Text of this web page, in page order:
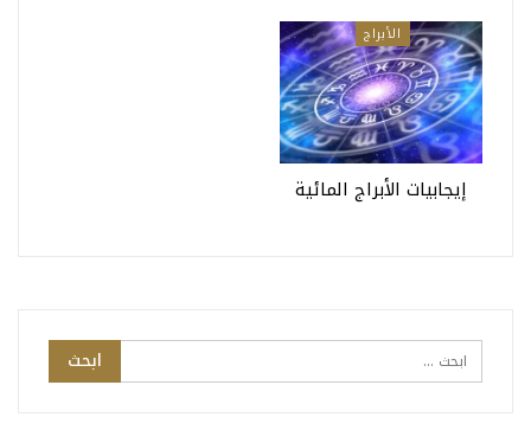
الأبراج
إيجابيات الأبراج المائية